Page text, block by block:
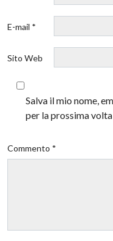
E-mail *
Sito Web
Salva il mio nome,
per la prossima
Commento *